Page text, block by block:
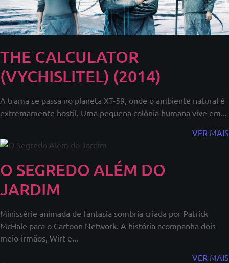
THE CALCULATOR
(VYCHISLITEL) (2014)
A trama se passa no planeta XT-59, onde o ambiente natural é
extremamente hostil. Uma pequena colônia humana vive em...
VER MAIS
O SEGREDO ALÉM DO
JARDIM
Minissérie animada de fantasia sombria criada por Patrick
McHale para o Cartoon Network. A história acompanha dois
meio-irmãos, Wirt e...
VER MAIS